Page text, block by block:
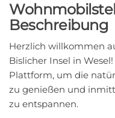
Beschreibung
Herzlich willkommen
Bislicher Insel in
Plattform, um die
zu genießen und
zu entspannen.